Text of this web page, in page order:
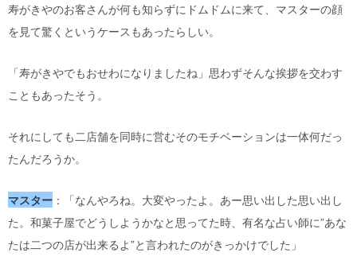
寿がきやのお客さんが何も知らずにドムドムに来て、マスターの顔
を見て驚くというケースもあったらしい。
「寿がきやでもおせわになりましたね」思わずそんな挨拶を交わす
こともあったそう。
それにしても二店舗を同時に営むそのモチベーションは一体何だっ
たんだろうか。
マスター ：「なんやろね。大変やったよ。あー思い出した思い出し
た。和菓子屋でどうしようかなと思ってた時、有名な占い師に”あな
たは二つの店が出来るよ”と言われたのがきっかけでした」